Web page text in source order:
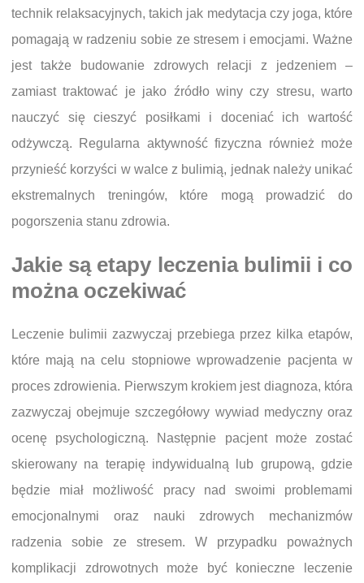
technik relaksacyjnych, takich jak medytacja czy joga, które
pomagają w radzeniu sobie ze stresem i emocjami. Ważne
jest także budowanie zdrowych relacji z jedzeniem –
zamiast traktować je jako źródło winy czy stresu, warto
nauczyć się cieszyć posiłkami i doceniać ich wartość
odżywczą. Regularna aktywność fizyczna również może
przynieść korzyści w walce z bulimią, jednak należy unikać
ekstremalnych treningów, które mogą prowadzić do
pogorszenia stanu zdrowia.
Jakie są etapy leczenia bulimii i co
można oczekiwać
Leczenie bulimii zazwyczaj przebiega przez kilka etapów,
które mają na celu stopniowe wprowadzenie pacjenta w
proces zdrowienia. Pierwszym krokiem jest diagnoza, która
zazwyczaj obejmuje szczegółowy wywiad medyczny oraz
ocenę psychologiczną. Następnie pacjent może zostać
skierowany na terapię indywidualną lub grupową, gdzie
będzie miał możliwość pracy nad swoimi problemami
emocjonalnymi oraz nauki zdrowych mechanizmów
radzenia sobie ze stresem. W przypadku poważnych
komplikacji zdrowotnych może być konieczne leczenie